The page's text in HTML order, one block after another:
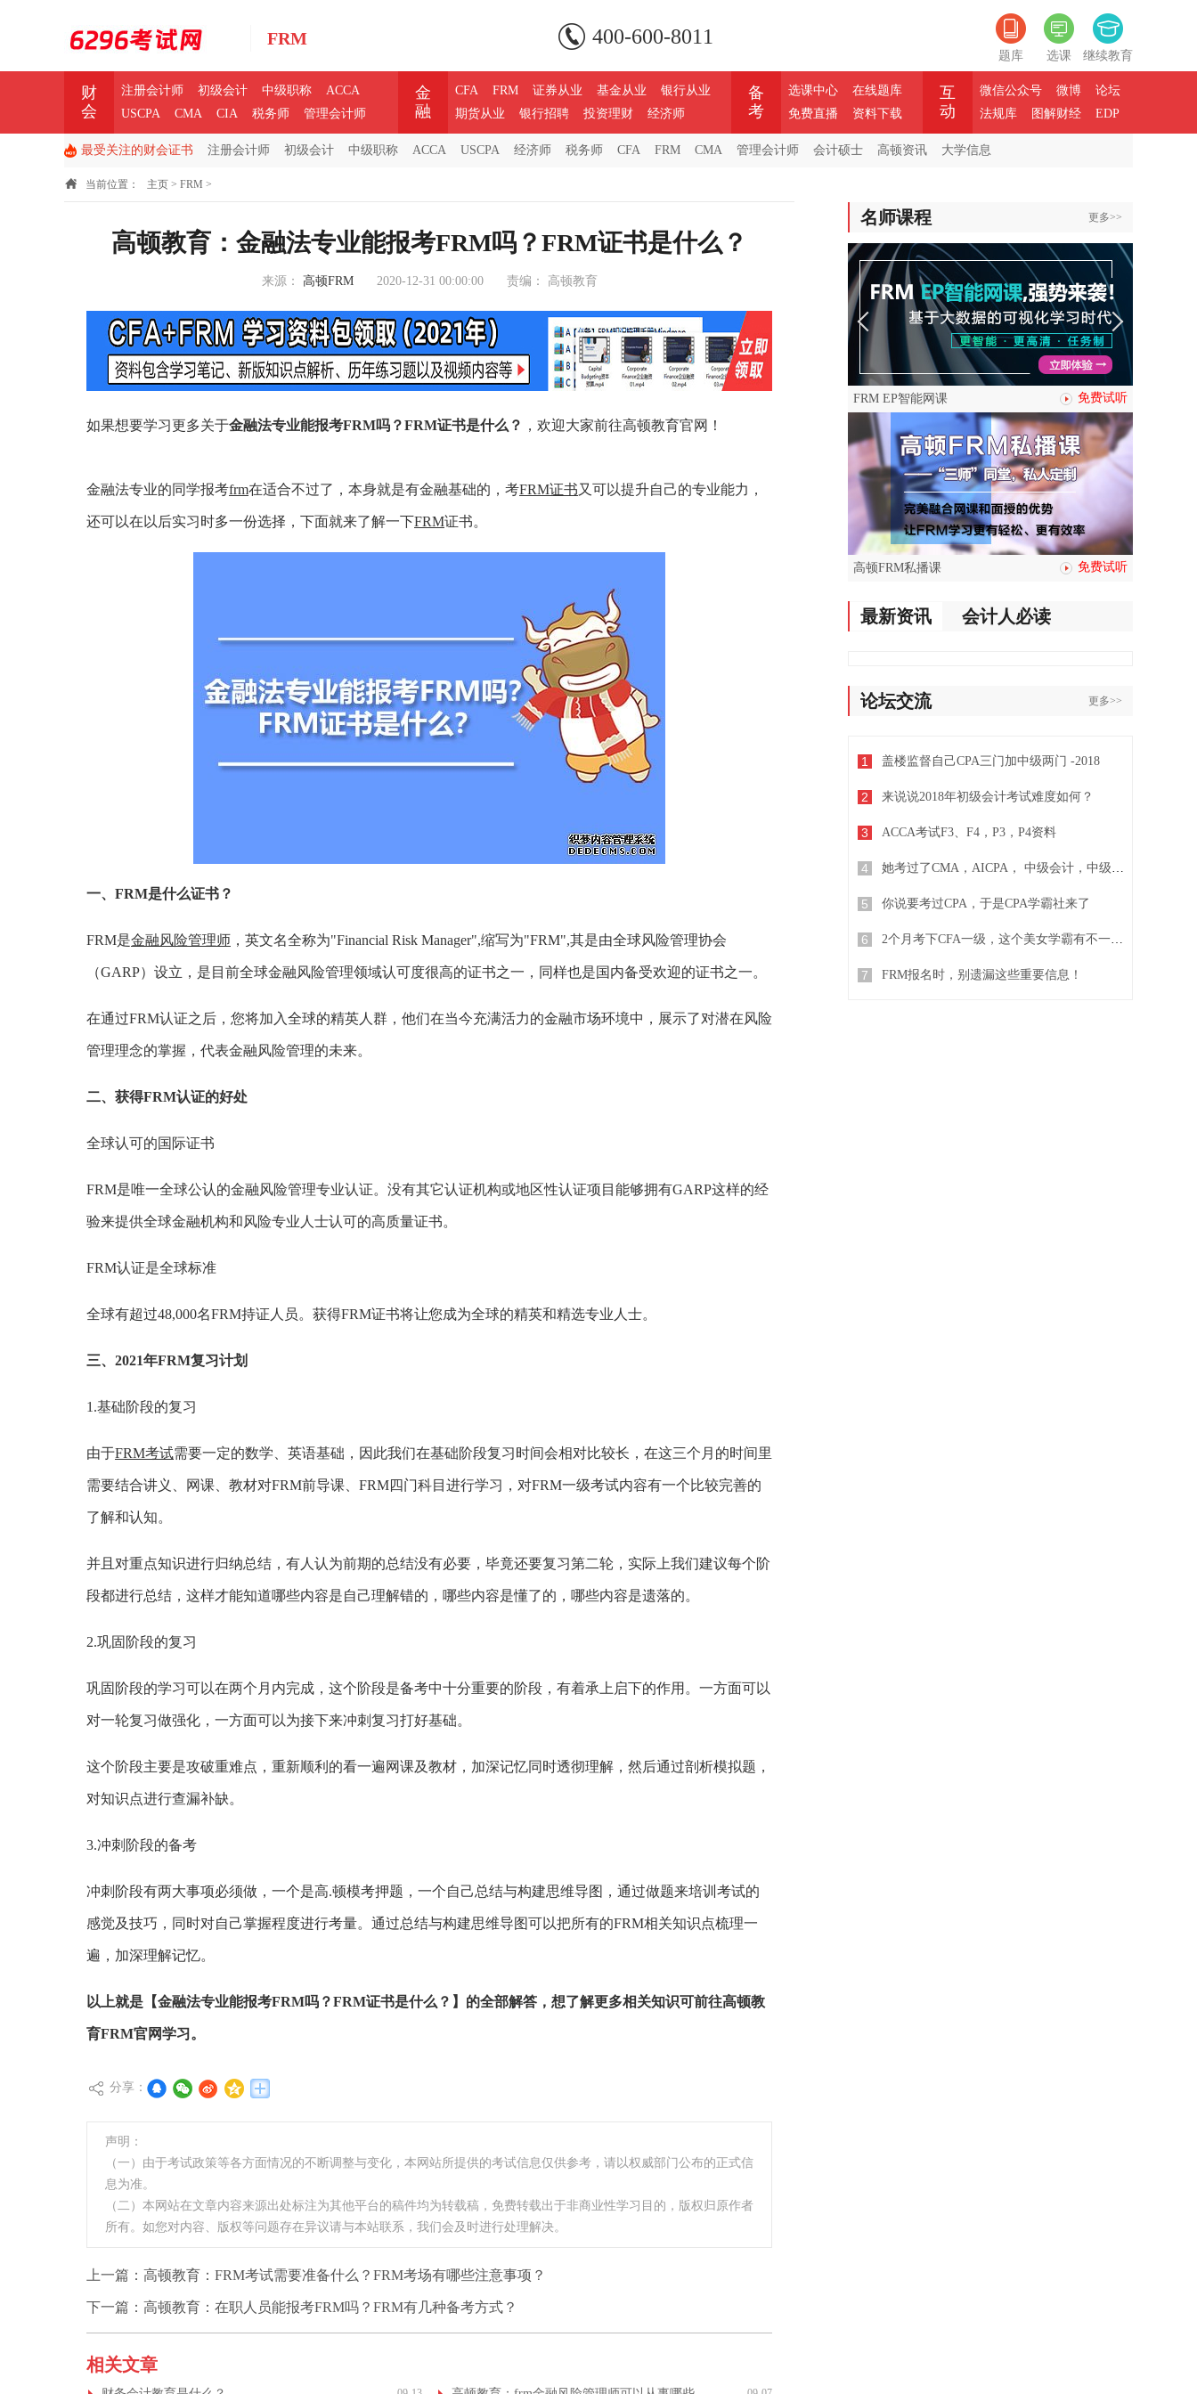
FRM 400-600-8011
题库 选课 继续教育
财
会
注册会计师 初级会计 中级职称
ACCA
USCPA
CMA CIA 税务师 管理会计师
金
融
CFA FRM 证券从业 基金从业
银行从业
期货从业
银行招聘 投资理财 经济师
备
考
选课中心
在线题库
免费直播
资料下载
互
动
微信公众号 微博
论坛
法规库
图解财经 EDP
最受关注的财会证书 注册会计师 初级会计 中级职称 ACCA USCPA 经济师 税务师 CFA FRM CMA 管理会计师 会计硕士 高顿资讯 大学信息
当前位置： 主页 > FRM >
高顿教育：金融法专业能报考FRM吗？FRM证书是什么？
来源： 高顿FRM 2020-12-31 00:00:00 责编： 高顿教育
如果想要学习更多关于金融法专业能报考FRM吗？FRM证书是什么？ ，欢迎大家前往高顿教育官网！
金融法专业的同学报考frm在适合不过了，本身就是有金融基础的，考FRM证书又可以提升自己的专业能力，
还可以在以后实习时多一份选择，下面就来了解一下FRM证书。
一、FRM是什么证书？
FRM是金融风险管理师 ，英文名全称为"Financial Risk Manager",缩写为"FRM",其是由全球风险管理协会
（GARP）设立，是目前全球金融风险管理领域认可度很高的证书之一，同样也是国内备受欢迎的证书之一。
在通过FRM认证之后，您将加入全球的精英人群，他们在当今充满活力的金融市场环境中，展示了对潜在风险
管理理念的掌握，代表金融风险管理的未来。
二、获得FRM认证的好处
全球认可的国际证书
FRM是唯一全球公认的金融风险管理专业认证。没有其它认证机构或地区性认证项目能够拥有GARP这样的经
验来提供全球金融机构和风险专业人士认可的高质量证书。
FRM认证是全球标准
全球有超过48,000名FRM持证人员。获得FRM证书将让您成为全球的精英和精选专业人士。
三、2021年FRM复习计划
1.基础阶段的复习
由于FRM考试需要一定的数学、英语基础，因此我们在基础阶段复习时间会相对比较长，在这三个月的时间里
需要结合讲义、网课、教材对FRM前导课、FRM四门科目进行学习，对FRM一级考试内容有一个比较完善的
了解和认知。
并且对重点知识进行归纳总结，有人认为前期的总结没有必要，毕竟还要复习第二轮，实际上我们建议每个阶
段都进行总结，这样才能知道哪些内容是自己理解错的，哪些内容是懂了的，哪些内容是遗落的。
2.巩固阶段的复习
巩固阶段的学习可以在两个月内完成，这个阶段是备考中十分重要的阶段，有着承上启下的作用。一方面可以
对一轮复习做强化，一方面可以为接下来冲刺复习打好基础。
这个阶段主要是攻破重难点，重新顺利的看一遍网课及教材，加深记忆同时透彻理解，然后通过剖析模拟题，
对知识点进行查漏补缺。
3.冲刺阶段的备考
冲刺阶段有两大事项必须做，一个是高.顿模考押题，一个自己总结与构建思维导图，通过做题来培训考试的
感觉及技巧，同时对自己掌握程度进行考量。通过总结与构建思维导图可以把所有的FRM相关知识点梳理一
遍，加深理解记忆。
以上就是【金融法专业能报考FRM吗？FRM证书是什么？】的全部解答，想了解更多相关知识可前往高顿教
育FRM官网学习。
分享：
声明：
（一）由于考试政策等各方面情况的不断调整与变化，本网站所提供的考试信息仅供参考，请以权威部门公布的正式信
息为准。
（二）本网站在文章内容来源出处标注为其他平台的稿件均为转载稿，免费转载出于非商业性学习目的，版权归原作者
所有。如您对内容、版权等问题存在异议请与本站联系，我们会及时进行处理解决。
上一篇： 高顿教育：FRM考试需要准备什么？FRM考场有哪些注意事项？
下一篇： 高顿教育：在职人员能报考FRM吗？FRM有几种备考方式？
相关文章
名师课程 更多>>
FRM EP智能网课 免费试听
高顿FRM私播课 免费试听
最新资讯 会计人必读
论坛交流 更多>>
1 盖楼监督自己CPA三门加中级两门 -2018
2 来说说2018年初级会计考试难度如何？
3 ACCA考试F3、F4，P3，P4资料
4 她考过了CMA，AICPA， 中级会计，中级经济师...
5 你说要考过CPA，于是CPA学霸社来了
6 2个月考下CFA一级，这个美女学霸有不一样的复习方法
7 FRM报名时，别遗漏这些重要信息！